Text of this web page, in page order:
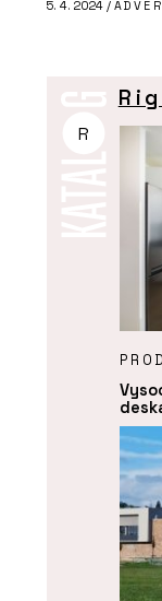
5. 4. 2024 /
R